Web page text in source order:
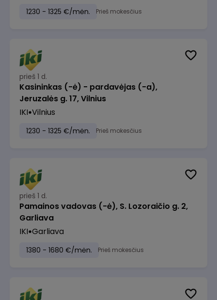
1230 - 1325 €/mėn. Prieš mokesčius
prieš 1 d.
Kasininkas (-ė) - pardavėjas (-a),
Jeruzalės g. 17, Vilnius
IKI Vilnius
1230 - 1325 €/mėn. Prieš mokesčius
prieš 1 d.
Pamainos vadovas (-ė), S. Lozoraičio g. 2,
Garliava
IKI Garliava
1380 - 1680 €/mėn. Prieš mokesčius